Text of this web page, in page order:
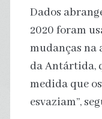
Dados
2020 foram
mudanças na
da Antártida,
medida que
esvaziam”,